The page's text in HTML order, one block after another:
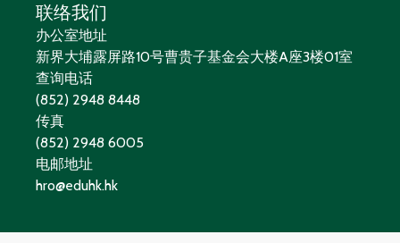
联络我们
办公室地址
新界大埔露屏路10号曹贵子基金会大楼A座3楼01室
查询电话
(852) 2948 8448
传真
(852) 2948 6005
电邮地址
hro@eduhk.hk